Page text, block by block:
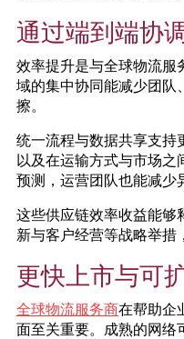
通过端到端协
效率提升是与全球物流服
域的集中协同能减少团队
擦。
统一流程与数据共享支持
以及在运输方式与市场之
预测，运营团队也能减少
这些供应链效率收益能够
新与客户经营等战略举措
更快上市与可
全球物流服务商在帮助企
面至关重要。成熟的网络